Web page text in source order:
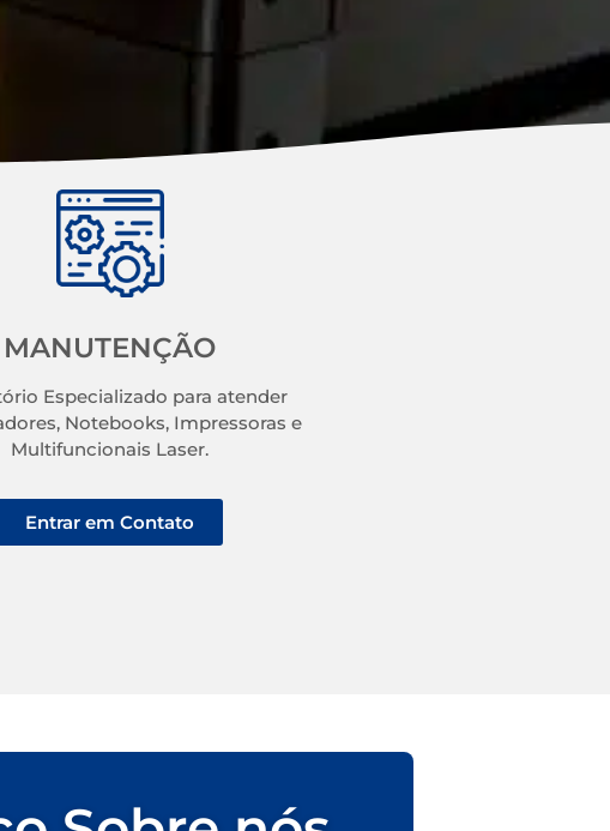
MANUTENÇÃO
Especializado para atender
Notebooks, Impressoras e
Multifuncionais Laser.
Entrar em Contato